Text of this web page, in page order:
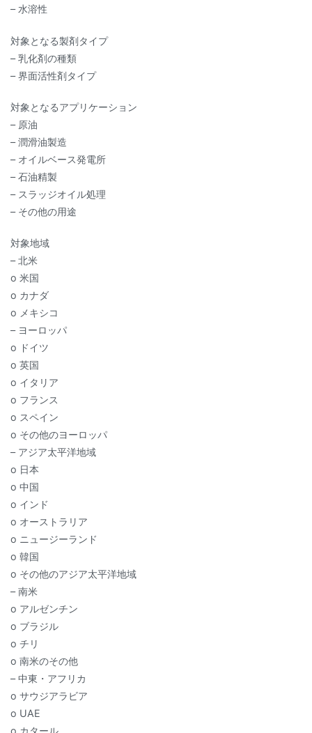
– 水溶性
対象となる製剤タイプ
– 乳化剤の種類
– 界面活性剤タイプ
対象となるアプリケーション
– 原油
– 潤滑油製造
– オイルベース発電所
– 石油精製
– スラッジオイル処理
– その他の用途
対象地域
– 北米
o 米国
o カナダ
o メキシコ
– ヨーロッパ
o ドイツ
o 英国
o イタリア
o フランス
o スペイン
o その他のヨーロッパ
– アジア太平洋地域
o 日本
o 中国
o インド
o オーストラリア
o ニュージーランド
o 韓国
o その他のアジア太平洋地域
– 南米
o アルゼンチン
o ブラジル
o チリ
o 南米のその他
– 中東・アフリカ
o サウジアラビア
o UAE
o カタール